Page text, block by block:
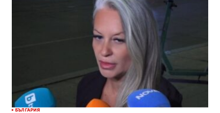
БЪЛГАРИЯ